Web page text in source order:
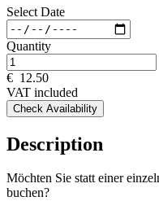
Select Date
Quantity
€ 12.50
VAT included
Check Availability
Description
Möchten Sie statt einer
buchen?